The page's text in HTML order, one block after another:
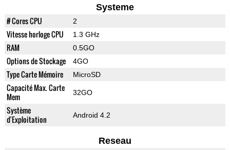
Systeme
# Cores CPU 2
Vitesse horloge CPU 1.3 GHz
RAM 0.5GO
Options de Stockage 4GO
Type Carte Mémoire MicroSD
Capacité Max. Carte
Mem
32GO
Système
d'Exploitation
Android 4.2
Reseau